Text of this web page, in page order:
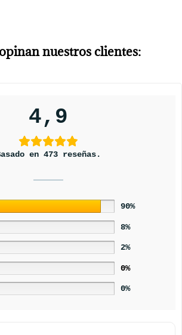
nuestros clientes:
4,9
en 473 reseñas.
90%
8%
2%
0%
0%